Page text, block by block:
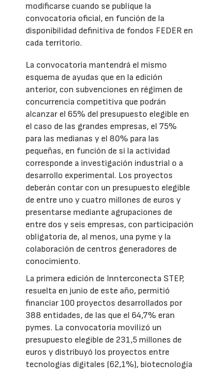
modificarse cuando se publique la
convocatoria oficial, en función de la
disponibilidad definitiva de fondos FEDER en
cada territorio.
La convocatoria mantendrá el mismo
esquema de ayudas que en la edición
anterior, con subvenciones en régimen de
concurrencia competitiva que podrán
alcanzar el 65% del presupuesto elegible en
el caso de las grandes empresas, el 75%
para las medianas y el 80% para las
pequeñas, en función de si la actividad
corresponde a investigación industrial o a
desarrollo experimental. Los proyectos
deberán contar con un presupuesto elegible
de entre uno y cuatro millones de euros y
presentarse mediante agrupaciones de
entre dos y seis empresas, con participación
obligatoria de, al menos, una pyme y la
colaboración de centros generadores de
conocimiento.
La primera edición de Innterconecta STEP,
resuelta en junio de este año, permitió
financiar 100 proyectos desarrollados por
388 entidades, de las que el 64,7% eran
pymes. La convocatoria movilizó un
presupuesto elegible de 231,5 millones de
euros y distribuyó los proyectos entre
tecnologías digitales (62,1%), biotecnología